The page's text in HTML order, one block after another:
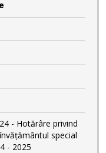
- Hotărâre privind
special
- 2025